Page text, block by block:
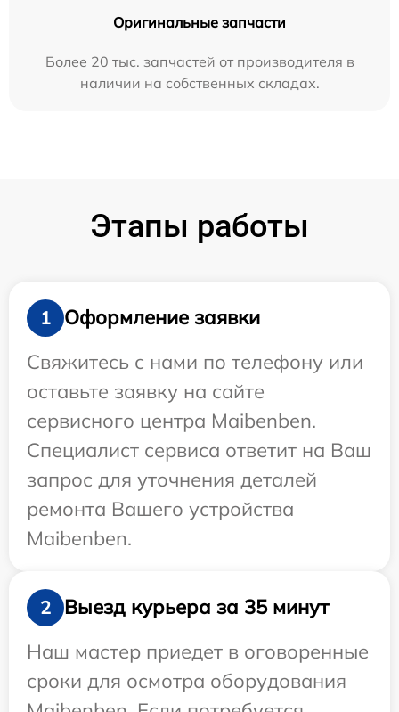
Оригинальные запчасти
Более 20 тыс. запчастей от производителя в
наличии на собственных складах.
Этапы работы
1
Оформление заявки
Свяжитесь с нами по телефону или
оставьте заявку на сайте
сервисного центра Maibenben.
Специалист сервиса ответит на Ваш
запрос для уточнения деталей
ремонта Вашего устройства
Maibenben.
2
Выезд курьера за 35 минут
Наш мастер приедет в оговоренные
сроки для осмотра оборудования